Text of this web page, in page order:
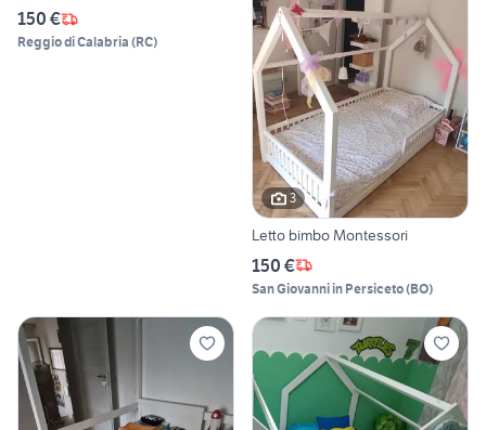
150 €
Reggio di Calabria (RC)
3
Letto bimbo Montessori
150 €
San Giovanni in Persiceto(BO)